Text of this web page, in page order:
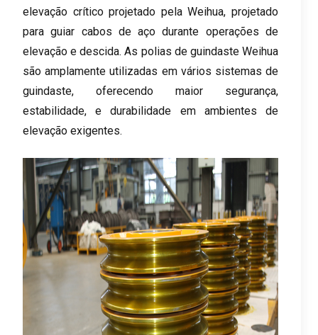
elevação crítico projetado pela Weihua, projetado
para guiar cabos de aço durante operações de
elevação e descida. As polias de guindaste Weihua
são amplamente utilizadas em vários sistemas de
guindaste, oferecendo maior segurança,
estabilidade, e durabilidade em ambientes de
elevação exigentes.